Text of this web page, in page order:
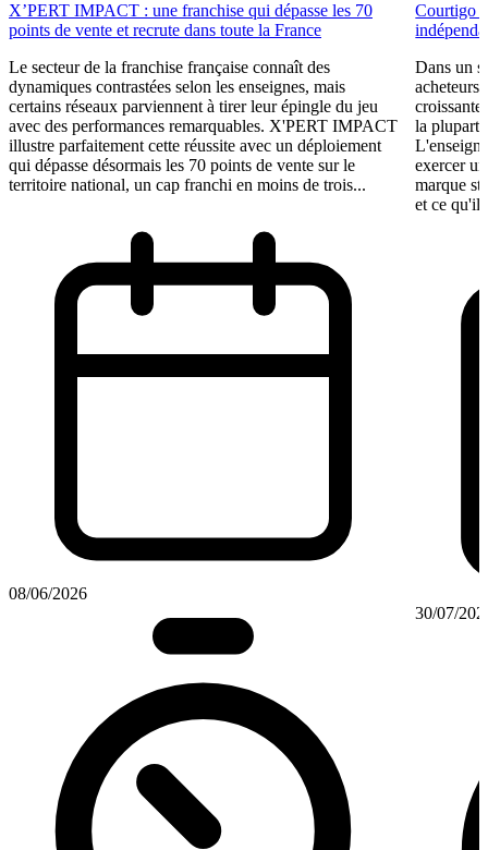
X’PERT IMPACT : une franchise qui dépasse les 70
points de vente et recrute dans toute la France
Le secteur de la franchise française connaît des
dynamiques contrastées selon les enseignes, mais
certains réseaux parviennent à tirer leur épingle du jeu
avec des performances remarquables. X'PERT IMPACT
illustre parfaitement cette réussite avec un déploiement
qui dépasse désormais les 70 points de vente sur le
territoire national, un cap franchi en moins de trois...
08/06/2026
Courtigo :
Dans un
acheteurs
la plupart
exercer
marque
et ce qu'il
30/07/